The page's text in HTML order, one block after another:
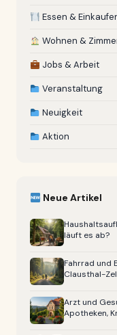
Essen &
Wohnen &
Jobs & Arbeit
Veranstaltung
Neuigkeit
Aktion
Neue Artikel
läuft es ab?
Fahrrad und
Clausthal-
Arzt und
Apotheken,